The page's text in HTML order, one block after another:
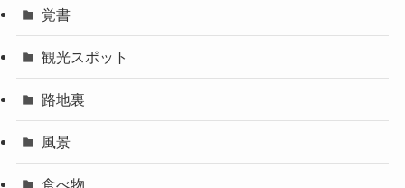
覚書
観光スポット
路地裏
風景